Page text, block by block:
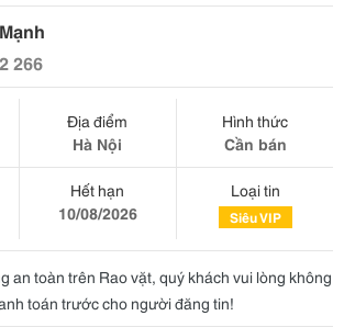
266
Địa điểm
Hà Nội
Hình thức
Cần bán
Hết hạn
10/08/2026
Loại tin
Siêu VIP
an toàn trên Rao vặt, quý khách vui lòng không
toán trước cho người đăng tin!